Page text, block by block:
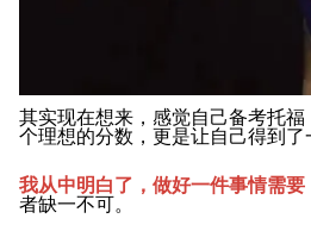
其实现在想来，感觉自己备考托
个理想的分数，更是让自己得到了
我从中明白了，做好一件事情需要
者缺一不可。